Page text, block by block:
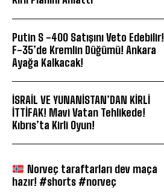
Putin S -400 Satışını Veto Edebilir!
F-35’de Kremlin Düğümü! Ankara
Ayağa Kalkacak!
İSRAİL VE YUNANİSTAN’DAN KİRLİ
İTTİFAK! Mavi Vatan Tehlikede!
Kıbrıs’ta Kirli Oyun!
Norveç taraftarları dev maça
hazır! #shorts #norveç